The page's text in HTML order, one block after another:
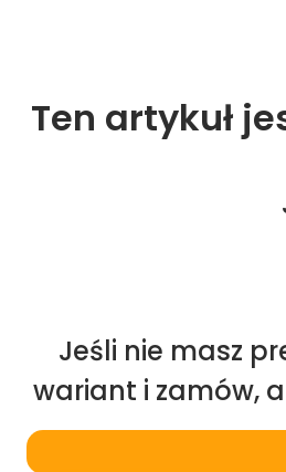
Ten artykuł
Jeśli nie masz
wariant i zamów,